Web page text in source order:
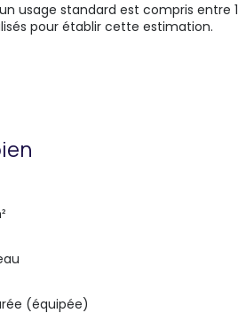
usage standard est compris entre 1
pour établir cette estimation.
(équipée)